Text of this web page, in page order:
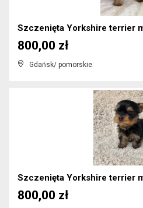
Szczenięta Yorkshire terrier
Gdańsk/ pomorskie
800,00 zł
Szczenięta Yorkshire terrier
800,00 zł